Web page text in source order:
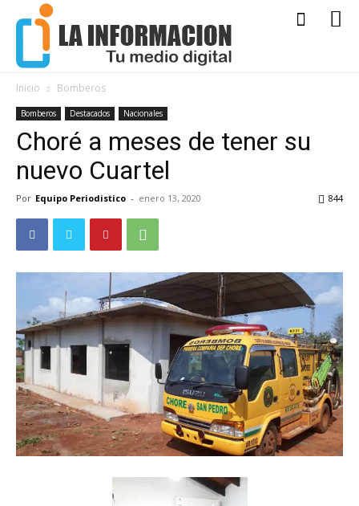
Inicio Bomberos
Bomberos Destacados Nacionales
Choré a meses de tener su
nuevo Cuartel
Por Equipo Periodistico - enero 13, 2020 844